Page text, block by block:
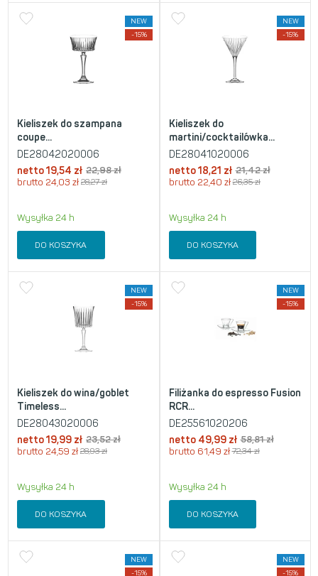
NEW
-15%
Kieliszek do szampana
coupe...
DE28042020006
netto19,54 zł 22,98zł
brutto 24,03 zł 28,27zł
Wysyłka 24 h
DO KOSZYKA
NEW
-15%
Kieliszek do
martini/cocktailówka...
DE28041020006
netto 18,21 zł 21,42zł
brutto 22,40 zł 26,35zł
Wysyłka 24 h
DO KOSZYKA
NEW
-15%
Kieliszek do wina/goblet
Timeless...
DE28043020006
netto19,99 zł 23,52zł
brutto 24,59 zł 28,93zł
Wysyłka 24 h
DO KOSZYKA
NEW
-15%
Filiżanka do espresso Fusion
RCR...
DE25561020206
netto 49,99 zł 58,81zł
brutto 61,49 zł 72,34zł
Wysyłka 24 h
DO KOSZYKA
NEW
-15%
NEW
-15%